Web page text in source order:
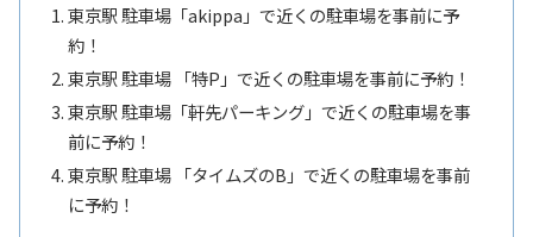
東京駅 駐車場「akippa」で近くの駐車場を事前に予
約！
東京駅 駐車場 「特P」で近くの駐車場を事前に予約！
東京駅 駐車場「軒先パーキング」で近くの駐車場を事
前に予約！
東京駅 駐車場 「タイムズのB」で近くの駐車場を事前
に予約！